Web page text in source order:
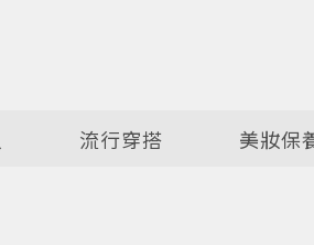
流行穿搭 美妝保